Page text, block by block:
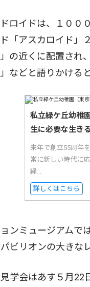
ロイドは、１００
「アスカロイド」
の近くに配置され
などと語りかけると
私立緑ケ丘幼稚
生に必要な生き
来年で創立55周年
常に新しい時代に
緑...
詳しくはこちら
ンミュージアムで
ビリオンの大きな
学会はあす５月22